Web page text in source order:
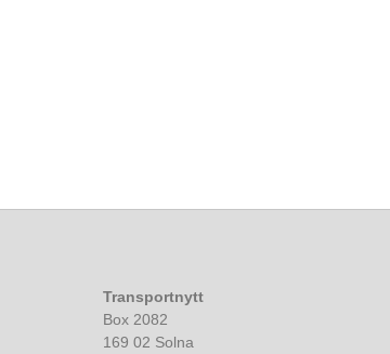
Transportnytt
Box 2082
169 02 Solna